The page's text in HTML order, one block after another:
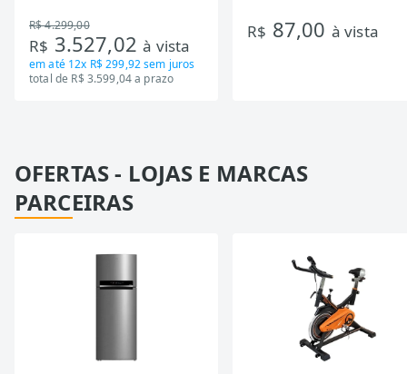
Tecnologia Inverter, Branco,
Bivolt
R$ 4.299,00
R$ 3.527,02à vista
em até 12x R$ 299,92sem juros
total de R$ 3.599,04 a prazo
R$ 87,00 à vista
OFERTAS - LOJAS E MARCAS
PARCEIRAS